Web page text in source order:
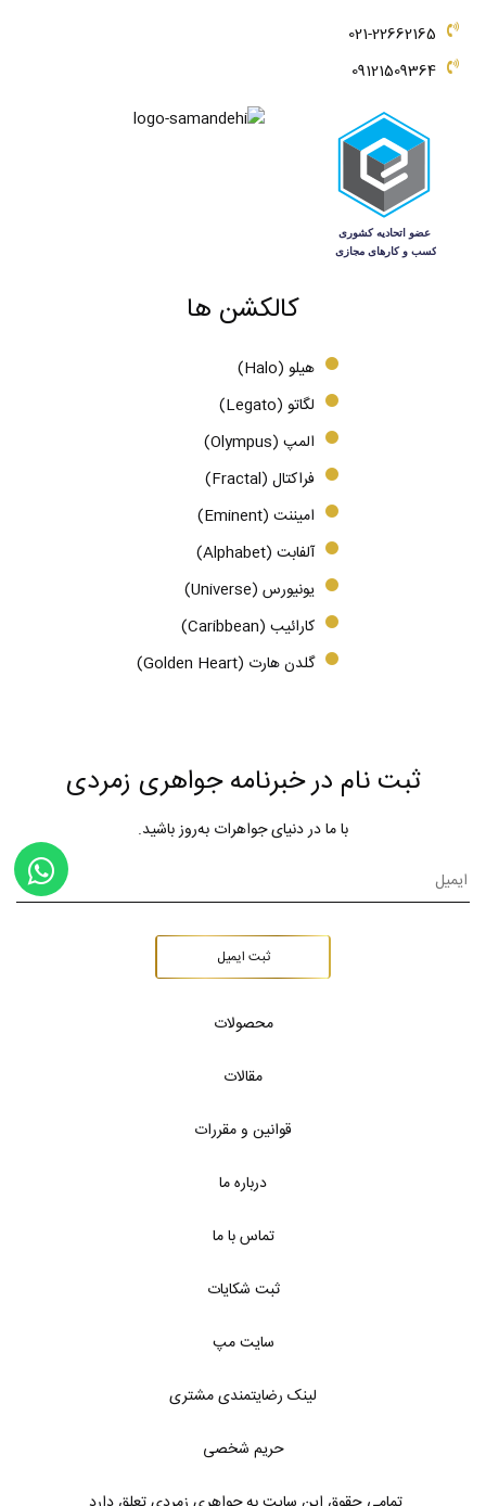
021-22662165
09121509364
کالکشن ها
هیلو (Halo)
لگاتو (Legato)
المپ (Olympus)
فراکتال (Fractal)
امیننت (Eminent)
آلفابت (Alphabet)
یونیورس (Universe)
کارائیب (Caribbean)
گلدن هارت (Golden Heart)
ثبت نام در خبرنامه جواهری زمردی
با ما در دنیای جواهرات به‌روز باشید.
ثبت ایمیل
محصولات
مقالات
قوانین و مقررات
درباره ما
تماس با ما
ثبت شکایات
سایت مپ
لینک رضایتمندی مشتری
حریم شخصی